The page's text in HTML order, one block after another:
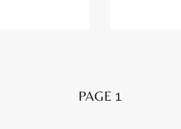
PAGE 1